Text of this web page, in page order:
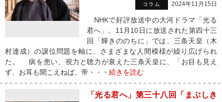
コラム 2024年11月15日
NHKで好評放送中の大河ドラマ「光る
君へ」。11月10日に放送された第四十三
回「輝きののちに」では、三条天皇（木
村達成）の譲位問題を軸に、さまざまな人間模様が繰り広げられ
た。 病を患い、視力と聴力が衰えた三条天皇に、「お目も見え
ず、お耳も聞こえねば、帝・・・ 続きを読む
「光る君へ」第三十八回「まぶしき